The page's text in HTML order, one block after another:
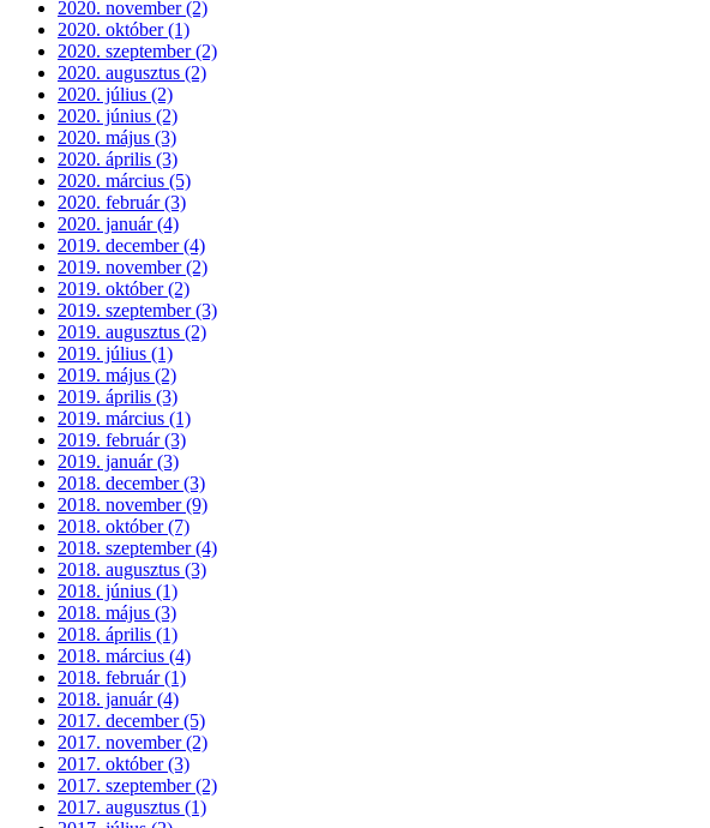
2020. november (2)
2020. október (1)
2020. szeptember (2)
2020. augusztus (2)
2020. július (2)
2020. június (2)
2020. május (3)
2020. április (3)
2020. március (5)
2020. február (3)
2020. január (4)
2019. december (4)
2019. november (2)
2019. október (2)
2019. szeptember (3)
2019. augusztus (2)
2019. július (1)
2019. május (2)
2019. április (3)
2019. március (1)
2019. február (3)
2019. január (3)
2018. december (3)
2018. november (9)
2018. október (7)
2018. szeptember (4)
2018. augusztus (3)
2018. június (1)
2018. május (3)
2018. április (1)
2018. március (4)
2018. február (1)
2018. január (4)
2017. december (5)
2017. november (2)
2017. október (3)
2017. szeptember (2)
2017. augusztus (1)